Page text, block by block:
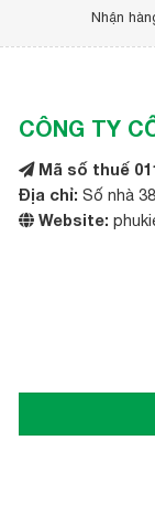
Nếu bạn
ngũ chuyên
Nhận
CÔNG TY
Mã số thuế
Địa chỉ: Số nhà
Website: